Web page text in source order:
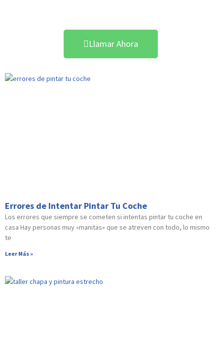
Llamar Ahora
Errores de Intentar Pintar Tu Coche
Los errores que siempre se cometen si intentas pintar tu coche en
casa Hay personas muy «manitas» que se atreven con todo, lo mismo
te
Leer Más »